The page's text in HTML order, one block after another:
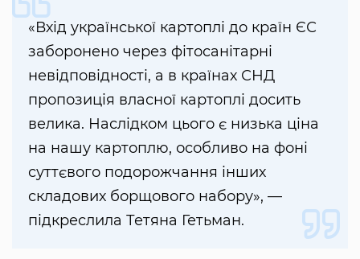
«Вхід української картоплі до країн ЄС
заборонено через фітосанітарні
невідповідності, а в країнах СНД
пропозиція власної картоплі досить
велика. Наслідком цього є низька ціна
на нашу картоплю, особливо на фоні
суттєвого подорожчання інших
складових борщового набору», —
підкреслила Тетяна Гетьман.